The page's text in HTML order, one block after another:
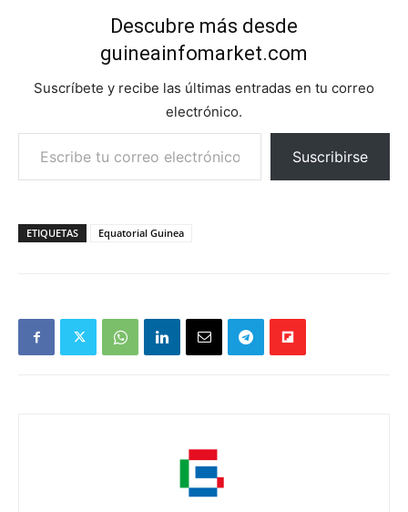
Descubre más desde
guineainfomarket.com
Suscríbete y recibe las últimas entradas en tu correo
electrónico.
Escribe tu correo electrónico…
Suscribirse
ETIQUETAS Equatorial Guinea